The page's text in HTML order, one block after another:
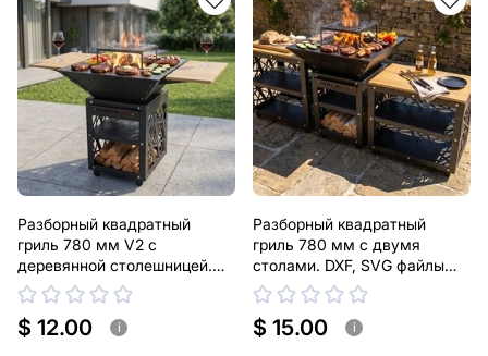
Разборный квадратный
гриль 780 мм V2 с
деревянной столешницей.
DXF, SVG файлы для
плазменной, лазерной резки
$ 12.00 i
Разборный квадратный
гриль 780 мм с двумя
столами. DXF, SVG файлы
для плазменной, лазерной
резки
$ 15.00 i